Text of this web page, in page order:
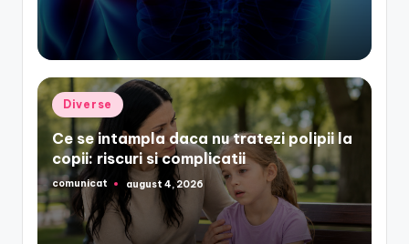
Posted
in
Diverse
Ce se intampla daca nu tratezi polipii la
copii: riscuri si complicatii
Posted
by
comunicat august 4, 2026